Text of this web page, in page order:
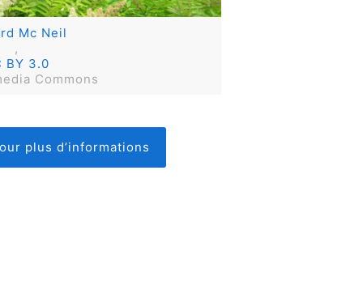
Mc Neil
,
BY 3.0
Commons
plus d’informations